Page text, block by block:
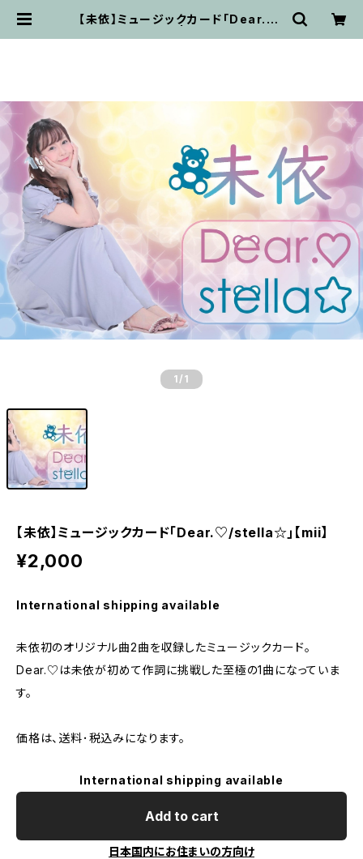
【未依】ミュージックカード｢Dear.♡/
1 /1
【未依】ミュージックカード｢Dear.♡/stella☆｣【mii】
¥2,000
International shipping available
未依初のオリジナル曲2曲を収録したミュージックカード。
Dear.♡は未依が初めて作詞に挑戦した至極の1曲になっていま
す。
価格は、送料･税込みになります。
International shipping available
Add to cart
日本国内にお住まいの方向け